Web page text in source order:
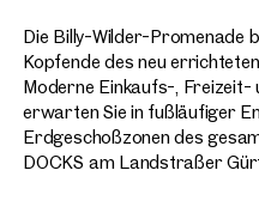
Die Billy-Wilder-Promenade
Kopfende des neu
Moderne Einkaufs-, Freizeit-
erwarten Sie in fußläufiger
Erdgeschoßzonen des
DOCKS am Landstraßer